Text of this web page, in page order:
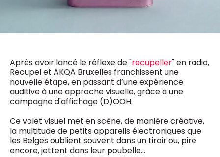
Après avoir lancé le réflexe de "recupeller" en radio,
Recupel et AKQA Bruxelles franchissent une
nouvelle étape, en passant d’une expérience
auditive à une approche visuelle, grâce à une
campagne d'affichage (D)OOH.
Ce volet visuel met en scène, de manière créative,
la multitude de petits appareils électroniques que
les Belges oublient souvent dans un tiroir ou, pire
encore, jettent dans leur poubelle…
0498 88 64 89
0475 97 12 57
g.byl@mm.be
Chief Editor
Damien Lemaire
d.lemaire@mm.be
NOTRE CONTENU DIGITAL :
Daily
Freemium
access
5 x week
MM e - News
1 x week
MM Brunch
1 x week
10 x year
MM Best of
Research
10 x year
MM Blue
4 x year
MM Magazine